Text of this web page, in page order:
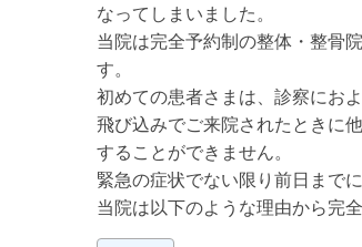
なってしまいました。
当院は完全予約制の整体・整骨
す。
初めての患者さまは、診察にお
飛び込みでご来院されたときに
することができません。
緊急の症状でない限り前日まで
当院は以下のような理由から完